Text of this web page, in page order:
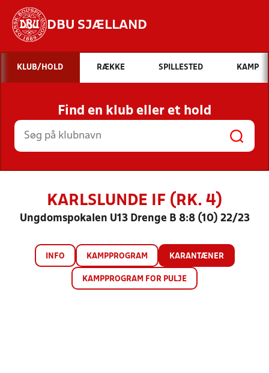
DBU SJÆLLAND
Hvad vil du søge efter?
INDHOLD OG NYHEDER
STILLINGER, RESULTATER, KLUBBER OG
HOLD
KLUB/HOLD RÆKKE SPILLESTED KAMP
Find en klub eller et hold
KARLSLUNDE IF (RK. 4)
Ungdomspokalen U13 Drenge B 8:8 (10) 22/23
INFO KAMPPROGRAM KARANTÆNER
KAMPPROGRAM FOR PULJE